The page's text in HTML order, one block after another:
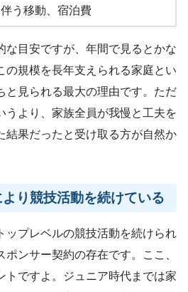
伴う移動、宿泊費
な目安ですが、年間で見るとかな
の規模を長年支えられる家庭とい
と見られる最大の理由です。ただ
うより、家族全員が我慢と工夫を
結果だったと受け取る方が自然か
り競技活動を続けている
ップレベルの競技活動を続けられ
ンサー契約の存在です。ここ、
トですよ。ジュニア時代までは家